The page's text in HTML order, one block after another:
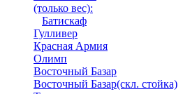
(только вес):
Батискаф
Гулливер
Красная Армия
Олимп
Восточный Базар
Восточный Базар(скл. стойка)